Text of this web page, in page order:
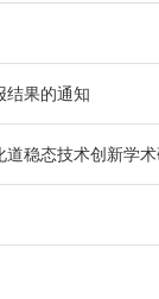
结果的通知
稳态技术创新学术